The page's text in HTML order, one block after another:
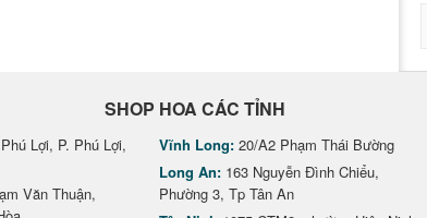
SHOP HOA CÁC TỈNH
Lợi, P. Phú Lợi,
Văn Thuận,
Vĩnh Long: 20/A2 Phạm Thái Bường
Long An: 163 Nguyễn Đình Chiểu,
Phường 3, Tp Tân An